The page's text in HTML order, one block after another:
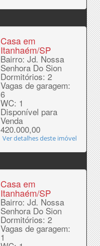
Casa em
Itanhaém/SP
Bairro: Jd. Nossa
Senhora Do Sion
Dormitórios: 2
Vagas de garagem:
6
WC: 1
Disponível para
Venda
420.000,00
Ver detalhes deste imóvel
Casa em
Itanhaém/SP
Bairro: Jd. Nossa
Senhora Do Sion
Dormitórios: 2
Vagas de garagem:
1